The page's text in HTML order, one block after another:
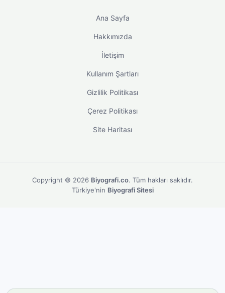
Ana Sayfa
Hakkımızda
İletişim
Kullanım Şartları
Gizlilik Politikası
Çerez Politikası
Site Haritası
Copyright © 2026 Biyografi.co. Tüm hakları saklıdır.
Türkiye'nin Biyografi Sitesi